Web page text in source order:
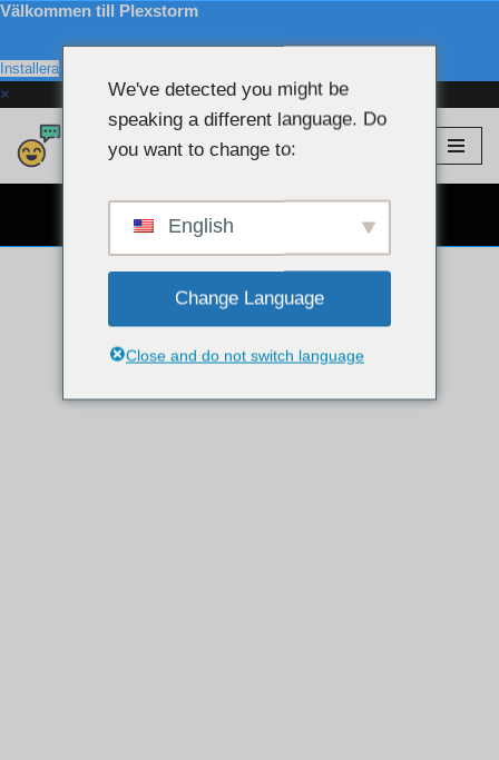
Välkommen till Plexstorm
Installera
×
Hoppa
Plexstorm 💖 VIP-modeller
GRATIS WEBCAM CHATT 👉
We've detected you might be
speaking a different language. Do
you want to change to:
English
Change Language
Close and do not switch language